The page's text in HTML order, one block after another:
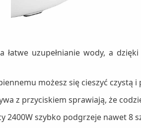
uzupełnianie wody, a
możesz się cieszyć czystą i
z przyciskiem sprawiają, że
2400W szybko podgrzeje nawet 8